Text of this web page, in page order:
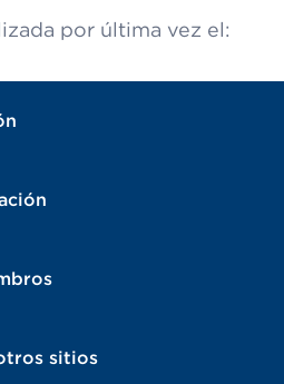
por última vez el:
sitios